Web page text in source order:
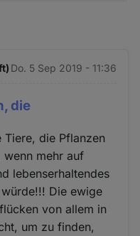
Do. 5 Sep 2019 - 11:36
die
Tiere, die Pflanzen
mehr auf
lebenserhaltendes
Die ewige
von allem in
um zu finden,